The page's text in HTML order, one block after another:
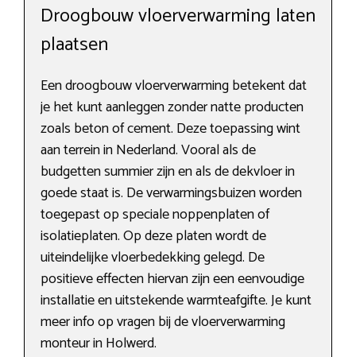
Droogbouw vloerverwarming laten
plaatsen
Een droogbouw vloerverwarming betekent dat
je het kunt aanleggen zonder natte producten
zoals beton of cement. Deze toepassing wint
aan terrein in Nederland. Vooral als de
budgetten summier zijn en als de dekvloer in
goede staat is. De verwarmingsbuizen worden
toegepast op speciale noppenplaten of
isolatieplaten. Op deze platen wordt de
uiteindelijke vloerbedekking gelegd. De
positieve effecten hiervan zijn een eenvoudige
installatie en uitstekende warmteafgifte. Je kunt
meer info op vragen bij de vloerverwarming
monteur in Holwerd.